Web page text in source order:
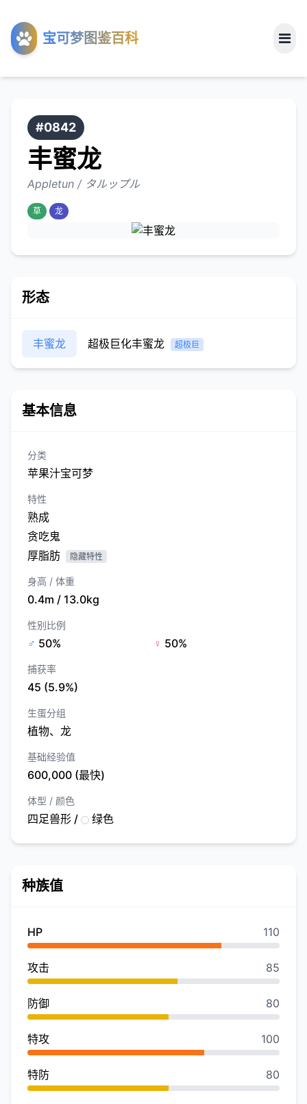
宝可梦图鉴百科
工具
关于
#0842
丰蜜龙
Appletun / タルップル
草 龙
形态
丰蜜龙 超极巨化丰蜜龙 超极巨
基本信息
分类
苹果汁宝可梦
特性
熟成
贪吃鬼
厚脂肪
隐藏特性
身高 / 体重
0.4m / 13.0kg
性别比例
♂ 50% ♀ 50%
捕获率
45 (5.9%)
生蛋分组
植物、龙
基础经验值
600,000 (最快)
体型 / 颜色
四足兽形 / 绿色
种族值
HP 110
攻击 85
防御 80
特攻 100
特防 80